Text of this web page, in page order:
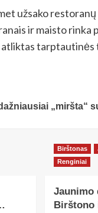
užsako
ir maisto rinka
tarptautinės
„miršta“
Birštonas
Renginiai
Jaunimo
Birštono